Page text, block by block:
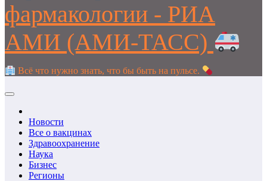
фармакологии - РИА
АМИ (АМИ-ТАСС)
Всё что нужно знать, что бы быть на пульсе.
Новости
Все о вакцинах
Здравоохранение
Наука
Бизнес
Регионы